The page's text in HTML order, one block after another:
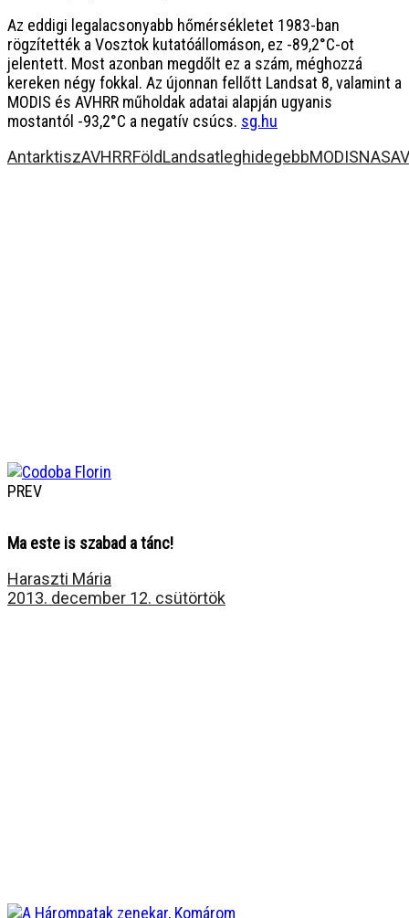
Az eddigi legalacsonyabb hőmérsékletet 1983-ban
rögzítették a Vosztok kutatóállomáson, ez -89,2°C-ot
jelentett. Most azonban megdőlt ez a szám, méghozzá
kereken négy fokkal. Az újonnan fellőtt Landsat 8, valamint a
MODIS és AVHRR műholdak adatai alapján ugyanis
mostantól -93,2°C a negatív csúcs. sg.hu
AntarktiszAVHRRFöldLandsat leghidegebbMODISNASA
PREV
Ma este is szabad a tánc!
Haraszti Mária
2013. december 12. csütörtök